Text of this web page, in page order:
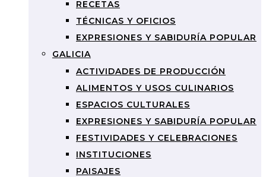
RECETAS
TÉCNICAS Y OFICIOS
EXPRESIONES Y SABIDURÍA POPULAR
GALICIA
ACTIVIDADES DE PRODUCCIÓN
ALIMENTOS Y USOS CULINARIOS
ESPACIOS CULTURALES
EXPRESIONES Y SABIDURÍA POPULAR
FESTIVIDADES Y CELEBRACIONES
INSTITUCIONES
PAISAJES